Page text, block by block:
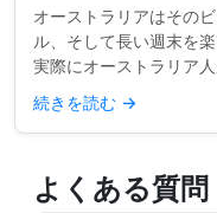
オーストラリアはその
ル、そして長い週末を
実際にオーストラリア
うでしょうか？単純な
いるほど明確ではあ...
続きを読む →
よくある質問